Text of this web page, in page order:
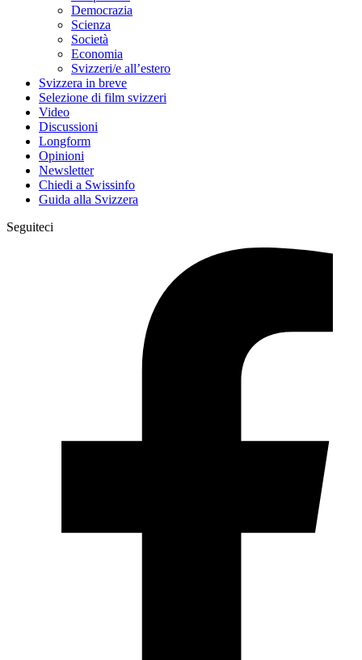
Democrazia
Scienza
Società
Economia
Svizzeri/e all’estero
Svizzera in breve
Selezione di film svizzeri
Video
Discussioni
Longform
Opinioni
Newsletter
Chiedi a Swissinfo
Guida alla Svizzera
Seguiteci